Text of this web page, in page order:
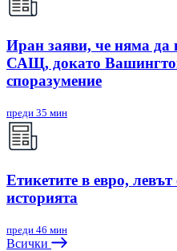
Иран заяви, че няма да
САЩ, докато
споразумение
преди 35 мин
Етикетите в евро,
историята
преди 46 мин
Всички